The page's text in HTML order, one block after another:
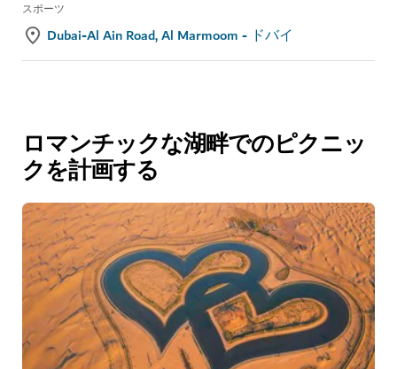
スポーツ
Dubai-Al Ain Road, Al Marmoom - ドバイ
ロマンチックな湖畔でのピクニッ
クを計画する